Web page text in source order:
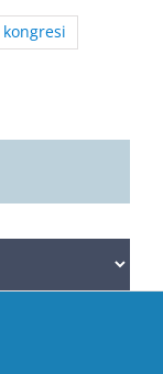
kongresi